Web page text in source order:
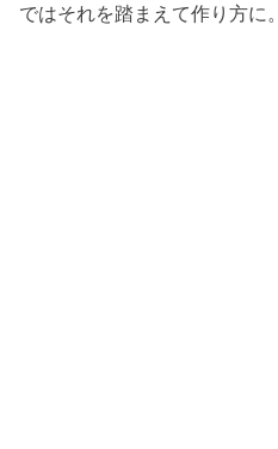
ではそれを踏まえて作り方に。